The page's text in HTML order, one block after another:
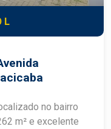
L
no bairro
m² e excelente